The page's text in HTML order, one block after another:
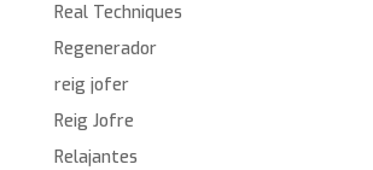
Real Techniques
Regenerador
reig jofer
Reig Jofre
Relajantes